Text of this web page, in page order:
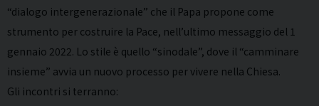
“dialogo intergenerazionale” che il Papa propone come
strumento per costruire la Pace, nell’ultimo messaggio del 1
gennaio 2022. Lo stile è quello “sinodale”, dove il “camminare
insieme” avvia un nuovo processo per vivere nella Chiesa.
Gli incontri si terranno: